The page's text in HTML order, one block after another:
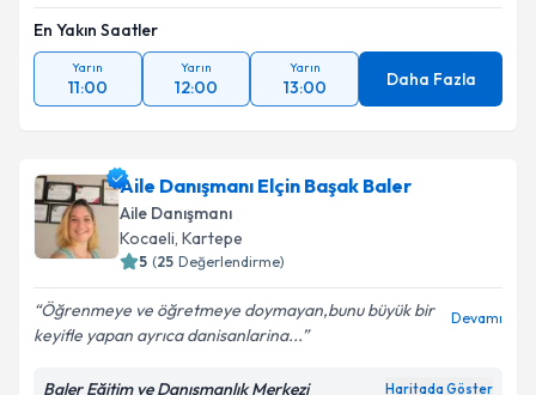
En Yakın Saatler
Yarın
11:00
Yarın
12:00
Yarın
13:00 Daha Fazla
Aile Danışmanı Elçin Başak Baler
Aile Danışmanı
Kocaeli, Kartepe
5 (25 Değerlendirme)
Öğrenmeye ve öğretmeye doymayan,bunu büyük bir
keyifle yapan ayrıca danisanlarina...
Devamı
Baler Eğitim ve Danışmanlık Merkezi Haritada Göster